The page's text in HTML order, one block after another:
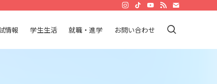
情報 学生生活 就職・進学 お問い合わせ